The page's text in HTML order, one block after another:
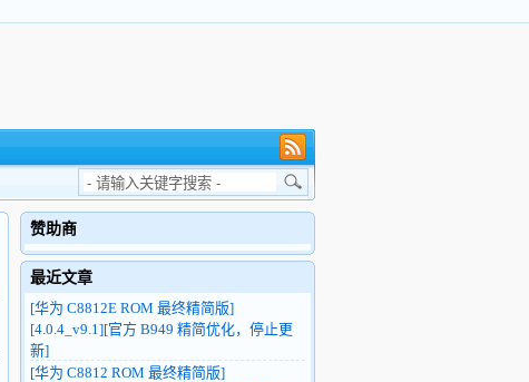
赞助商
最近文章
[华为 C8812E ROM 最终精简版]
[4.0.4_v9.1][官方 B949 精简优化，停止更
新]
[华为 C8812 ROM 最终精简版]